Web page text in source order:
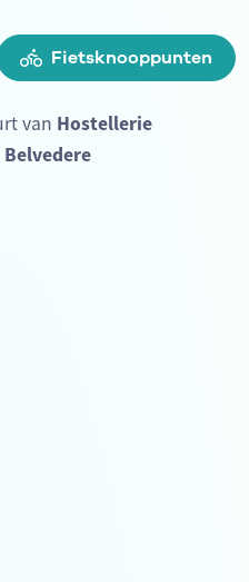
Fietsknooppunten
van Hostellerie
Belvedere